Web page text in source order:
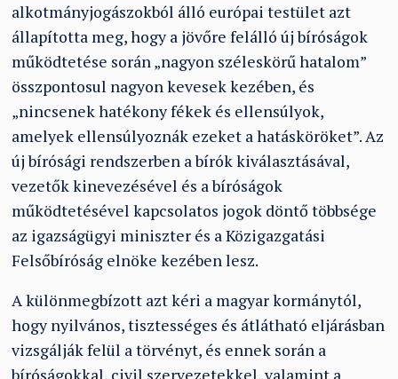
alkotmányjogászokból álló európai testület azt
állapította meg, hogy a jövőre felálló új bíróságok
működtetése során „nagyon széleskörű hatalom”
összpontosul nagyon kevesek kezében, és
„nincsenek hatékony fékek és ellensúlyok,
amelyek ellensúlyoznák ezeket a hatásköröket”. Az
új bírósági rendszerben a bírók kiválasztásával,
vezetők kinevezésével és a bíróságok
működtetésével kapcsolatos jogok döntő többsége
az igazságügyi miniszter és a Közigazgatási
Felsőbíróság elnöke kezében lesz.
A különmegbízott azt kéri a magyar kormánytól,
hogy nyilvános, tisztességes és átlátható eljárásban
vizsgálják felül a törvényt, és ennek során a